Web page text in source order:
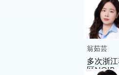
翁茹芸
多次浙
区NOIP